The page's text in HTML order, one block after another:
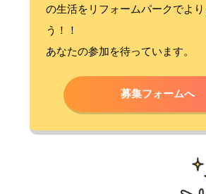
の生活をリフォームパークでより
う！！
あなたの参加を待っています。
募集フォームへ